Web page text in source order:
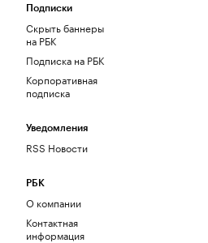
Подписки
Скрыть баннеры
на РБК
Подписка на РБК
Корпоративная
подписка
Уведомления
RSS Новости
РБК
О компании
Контактная
информация